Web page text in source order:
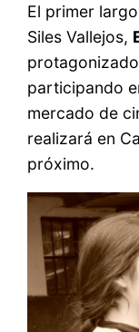
El primer
Siles Vallejos,
participando
mercado de
realizará en
próximo.